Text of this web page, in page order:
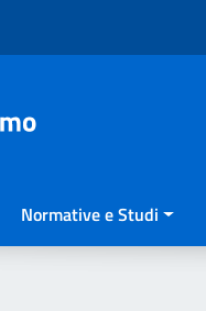
Normative e Studi